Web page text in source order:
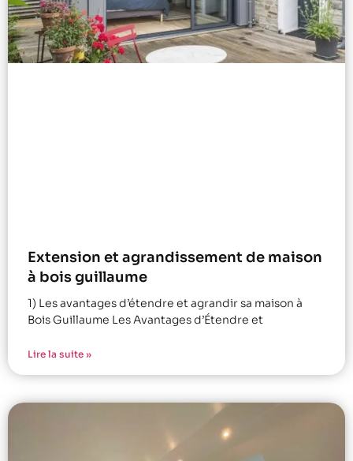
Extension et agrandissement de maison
à bois guillaume
1) Les avantages d’étendre et agrandir sa maison à
Bois Guillaume Les Avantages d’Étendre et
Lire la suite »